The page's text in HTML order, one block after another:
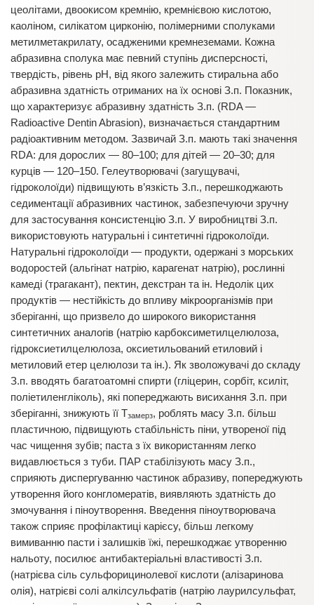
цеолітами, двоокисом кремнію, кремнієвою кислотою,
каоліном, силікатом цирконію, полімерними сполуками
метилметакрилату, осадженими кремнеземами. Кожна
абразивна сполука має певний ступінь дисперсності,
твердість, рівень рН, від якого залежить стиральна або
абразивна здатність отриманих на їх основі З.п. Показник,
що характеризує абразивну здатність З.п. (RDA —
Radioactive Dentin Abrasion), визначається стандартним
радіоактивним методом. Зазвичай З.п. мають такі значення
RDA: для дорослих — 80–100; для дітей — 20–30; для
курців — 120–150. Гелеутворювачі (загущувачі,
гідроколоїди) підвищують в’язкість З.п., перешкоджають
седиментації абразивних частинок, забезпечуючи зручну
для застосування консистенцію З.п. У виробництві З.п.
використовують натуральні і синтетичні гідроколоїди.
Натуральні гідроколоїди — продукти, одержані з морських
водоростей (альгінат натрію, карагенат натрію), рослинні
камеді (трагакант), пектин, декстран та ін. Недолік цих
продуктів — нестійкість до впливу мікроорганізмів при
зберіганні, що призвело до широкого використання
синтетичних аналогів (натрію карбоксиметилцелюлоза,
гідроксиетилцелюлоза, оксиетильований етиловий і
метиловий етер целюлози та ін.). Як зволожувачі до складу
З.п. вводять багатоатомні спирти (гліцерин, сорбіт, ксиліт,
поліетиленгліколь), які попереджають висихання З.п. при
зберіганні, знижують її Тзамерз, роблять масу З.п. більш
пластичною, підвищують стабільність піни, утвореної під
час чищення зубів; паста з їх використанням легко
видавлюється з туби. ПАР стабілізують масу З.п.,
сприяють диспергуванню частинок абразиву, попереджують
утворення його конгломератів, виявляють здатність до
змочування і піноутворення. Введення піноутворювача
також сприяє профілактиці карієсу, більш легкому
вимиванню пасти і залишків їжі, перешкоджає утворенню
нальоту, посилює антибактеріальні властивості З.п.
(натрієва сіль сульфорицинолевої кислоти (алізаринова
олія), натрієві солі алкілсульфатів (натрію лаурилсульфат,